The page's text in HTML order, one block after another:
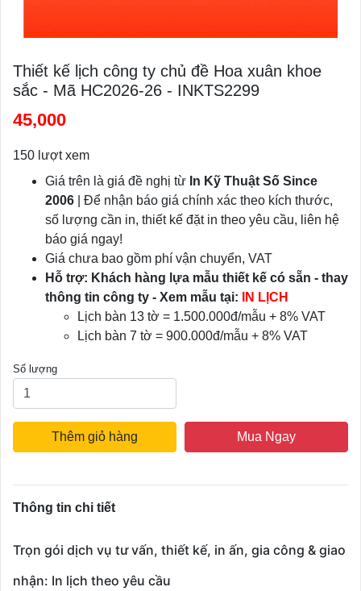
Thiết kế lịch công ty chủ đề Hoa xuân khoe
sắc - Mã HC2026-26 - INKTS2299
45,000
150 lượt xem
Giá trên là giá đề nghị từ In Kỹ Thuật Số Since
2006 | Để nhận báo giá chính xác theo kích thước,
số lượng cần in, thiết kế đặt in theo yêu cầu, liên hệ
báo giá ngay!
Giá chưa bao gồm phí vận chuyển, VAT
Hỗ trợ: Khách hàng lựa mẫu thiết kế có sẵn - thay
thông tin công ty - Xem mẫu tại:
IN LỊCH
Lịch bàn 13 tờ = 1.500.000đ/mẫu + 8% VAT
Lịch bàn 7 tờ = 900.000đ/mẫu + 8% VAT
Số lượng
Thêm giỏ hàng Mua Ngay
Thông tin chi tiết
Trọn gói dịch vụ tư vấn, thiết kế, in ấn, gia công & giao
nhận: In lịch theo yêu cầu